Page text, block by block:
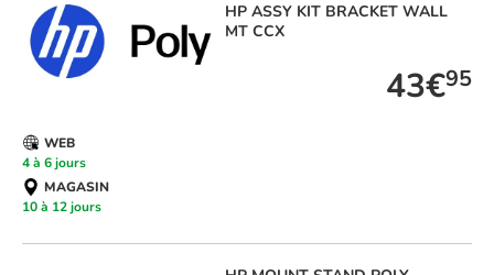
HP ASSY KIT BRACKET WALL
MT CCX
43€95
WEB
4 à 6 jours
MAGASIN
10 à 12 jours